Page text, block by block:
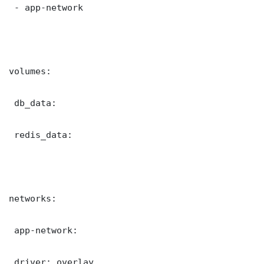
- app-network
volumes:
db_data:
redis_data:
networks:
app-network: